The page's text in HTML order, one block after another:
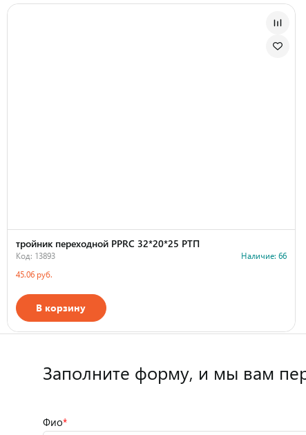
тройник переходной PPRC 32*20*25 РТП
Код: 13893
Наличие: 66
45.06 руб.
В корзину
Заполните форму, и мы вам
Фио*